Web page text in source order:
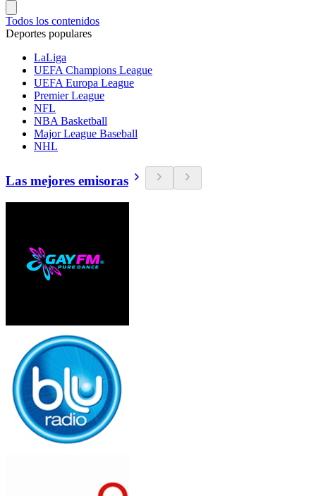
Todos los contenidos
Deportes populares
LaLiga
UEFA Champions League
UEFA Europa League
Premier League
NFL
NBA Basketball
Major League Baseball
NHL
Las mejores emisoras